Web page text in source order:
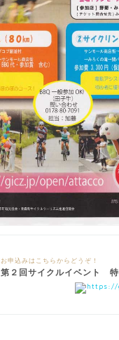
お申込みはこちらからどうぞ！
第２回サイクルイベント
https://